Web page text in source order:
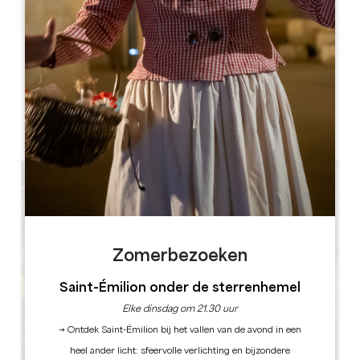
Dahu Wake Park
10 ter champs de Gougeon
33910 Sablons
BOEK
Zomerbezoeken
Saint-Émilion onder de sterrenhemel
Elke dinsdag om 21.30 uur
→ Ontdek Saint-Émilion bij het vallen van de avond in een
heel ander licht: sfeervolle verlichting en bijzondere